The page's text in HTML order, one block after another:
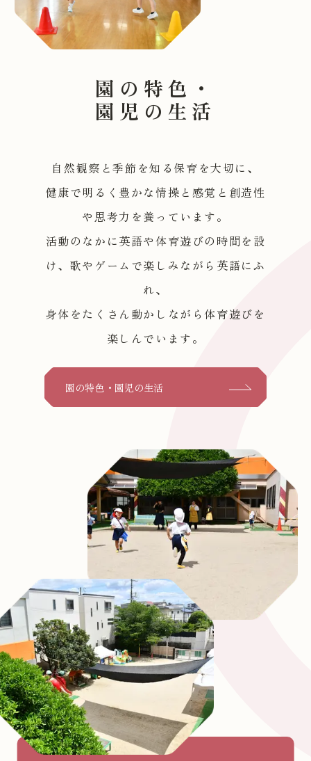
園の特色・
園児の生活
自然観察と季節を知る保育を大切に、
健康で明るく豊かな情操と感覚と創造性
や思考力を養っています。
活動のなかに英語や体育遊びの時間を設
け、歌やゲームで楽しみながら英語にふ
れ、
身体をたくさん動かしながら体育遊びを
楽しんでいます。
園の特色・園児の生活